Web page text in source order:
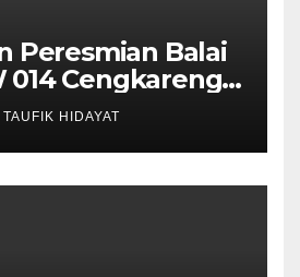
Peresmian Balai
014 Cengkareng
Didorong
untuk
dan Kegiatan
TAUFIK HIDAYAT